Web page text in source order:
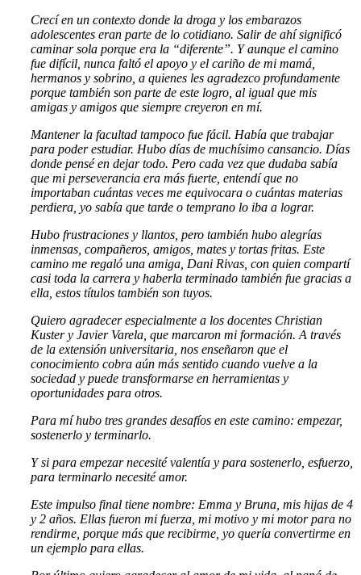
Crecí en un contexto donde la droga y los embarazos
adolescentes eran parte de lo cotidiano. Salir de ahí significó
caminar sola porque era la “diferente”. Y aunque el camino
fue difícil, nunca faltó el apoyo y el cariño de mi mamá,
hermanos y sobrino, a quienes les agradezco profundamente
porque también son parte de este logro, al igual que mis
amigas y amigos que siempre creyeron en mí.
Mantener la facultad tampoco fue fácil. Había que trabajar
para poder estudiar. Hubo días de muchísimo cansancio. Días
donde pensé en dejar todo. Pero cada vez que dudaba sabía
que mi perseverancia era más fuerte, entendí que no
importaban cuántas veces me equivocara o cuántas materias
perdiera, yo sabía que tarde o temprano lo iba a lograr.
Hubo frustraciones y llantos, pero también hubo alegrías
inmensas, compañeros, amigos, mates y tortas fritas. Este
camino me regaló una amiga, Dani Rivas, con quien compartí
casi toda la carrera y haberla terminado también fue gracias a
ella, estos títulos también son tuyos.
Quiero agradecer especialmente a los docentes Christian
Kuster y Javier Varela, que marcaron mi formación. A través
de la extensión universitaria, nos enseñaron que el
conocimiento cobra aún más sentido cuando vuelve a la
sociedad y puede transformarse en herramientas y
oportunidades para otros.
Para mí hubo tres grandes desafíos en este camino: empezar,
sostenerlo y terminarlo.
Y si para empezar necesité valentía y para sostenerlo, esfuerzo,
para terminarlo necesité amor.
Este impulso final tiene nombre: Emma y Bruna, mis hijas de 4
y 2 años. Ellas fueron mi fuerza, mi motivo y mi motor para no
rendirme, porque más que recibirme, yo quería convertirme en
un ejemplo para ellas.